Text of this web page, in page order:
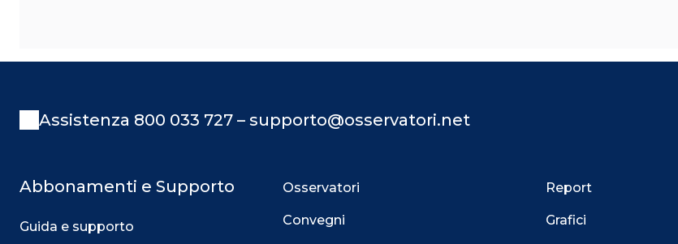
Assistenza 800 033 727 – supporto@osservatori.net
Abbonamenti e Supporto
Guida e supporto
Osservatori
Convegni
Report
Grafici